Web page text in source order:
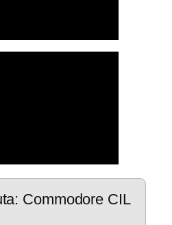
Commodore CIL